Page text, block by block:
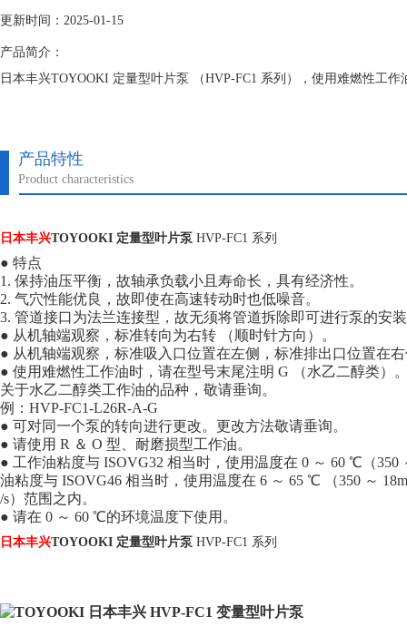
更新时间：2025-01-15
产品简介：
日本丰兴TOYOOKI 定量型叶片泵 （HVP-FC1 系列），使用难燃性工
产品特性
Product characteristics
日本丰兴TOYOOKI 定量型叶片泵 HVP-FC1 系列
● 特点
1. 保持油压平衡，故轴承负载小且寿命长，具有经济性。
2. 气穴性能优良，故即使在高速转动时也低噪音。
3. 管道接口为法兰连接型，故无须将管道拆除即可进行泵的安
● 从机轴端观察，标准转向为右转 （顺时针方向）。
● 从机轴端观察，标准吸入口位置在左侧，标准排出口位置在
● 使用难燃性工作油时，请在型号末尾注明 G （水乙二醇类）
关于水乙二醇类工作油的品种，敬请垂询。
例：HVP-FC1-L26R-A-G
● 可对同一个泵的转向进行更改。更改方法敬请垂询。
● 请使用 R ＆ O 型、耐磨损型工作油。
● 工作油粘度与 ISOVG32 相当时，使用温度在 0 ～ 60 ℃（350
油粘度与 ISOVG46 相当时，使用温度在 6 ～ 65 ℃ （350 ～
/s）范围之内。
● 请在 0 ～ 60 ℃的环境温度下使用。
日本丰兴TOYOOKI 定量型叶片泵 HVP-FC1 系列